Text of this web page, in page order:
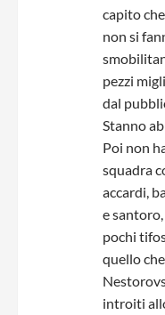
capito
non si
pezzi
dal
Stanno
Poi non
squadra
accardi,
e
pochi
quello
introiti